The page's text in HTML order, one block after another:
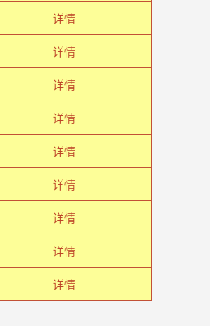
详情
详情
详情
详情
详情
详情
详情
详情
详情